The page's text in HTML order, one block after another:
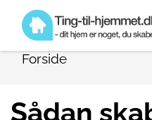
Forside
Sådan